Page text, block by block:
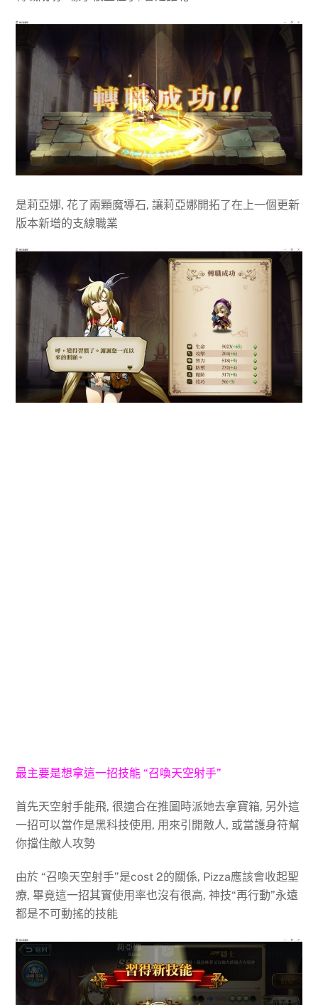
是莉亞娜, 花了兩顆魔導石, 讓莉亞娜開拓了在上一個更新
版本新增的支線職業
最主要是想拿這一招技能 “召喚天空射手”
首先天空射手能飛, 很適合在推圖時派她去拿寶箱, 另外這
一招可以當作是黑科技使用, 用來引開敵人, 或當護身符幫
你擋住敵人攻勢
由於 “召喚天空射手”是cost 2的關係, Pizza應該會收起聖
療, 畢竟這一招其實使用率也沒有很高, 神技“再行動”永遠
都是不可動搖的技能